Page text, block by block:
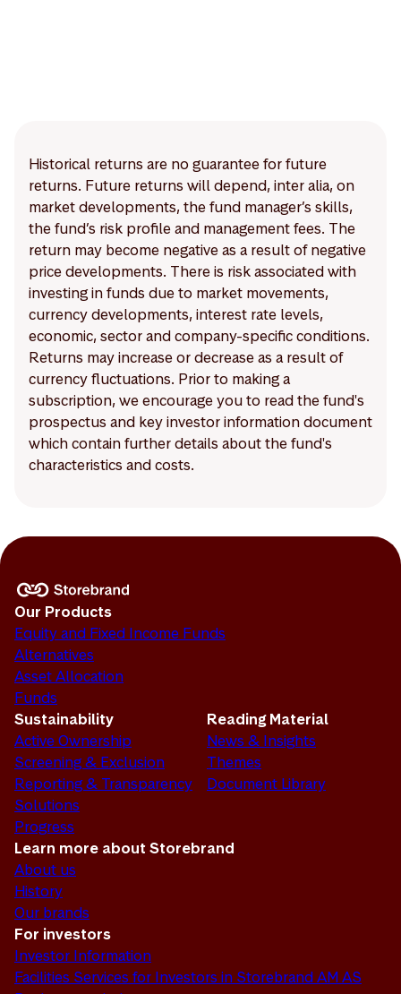
Historical returns are no guarantee for future
returns. Future returns will depend, inter alia, on
market developments, the fund manager’s skills,
the fund’s risk profile and management fees. The
return may become negative as a result of negative
price developments. There is risk associated with
investing in funds due to market movements,
currency developments, interest rate levels,
economic, sector and company-specific conditions.
Returns may increase or decrease as a result of
currency fluctuations. Prior to making a
subscription, we encourage you to read the fund's
prospectus and key investor information document
which contain further details about the fund's
characteristics and costs.
Our Products
Equity and Fixed Income Funds
Alternatives
Asset Allocation
Funds
Sustainability
Active Ownership
Screening & Exclusion
Reporting & Transparency
Solutions
Progress
Reading Material
News & Insights
Themes
Document Library
Learn more about Storebrand
About us
History
Our brands
For investors
Investor Information
Facilities Services for Investors in Storebrand AM AS